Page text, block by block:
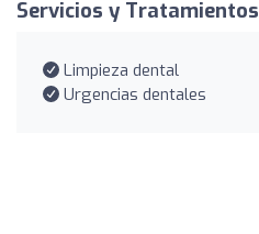
Servicios y Tratamientos
Limpieza dental
Urgencias dentales